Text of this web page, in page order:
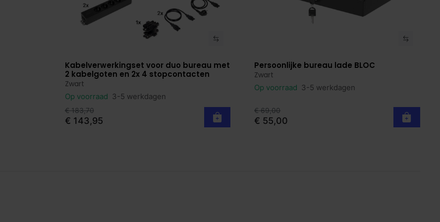
Bekijk product
Kabelverwerkingset voor duo bureau met
2 kabelgoten en 2x 4 stopcontacten
Zwart
Op voorraad 3-5 werkdagen
€ 183,70
€ 143,95
Bekijk product
Persoonlijke bureau lade BLOC
Zwart
Op voorraad 3-5 werkdagen
€ 69,00
€ 55,00